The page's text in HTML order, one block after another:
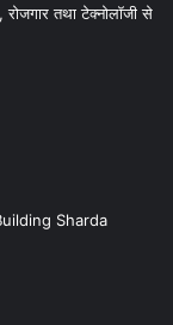
तथा टेक्नोलॉजी से
Sharda